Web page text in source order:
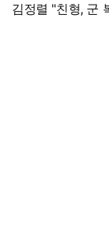
김정렬 "친형, 군